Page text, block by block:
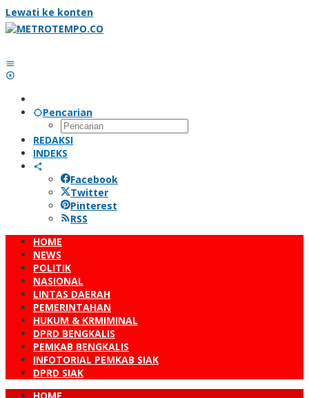
Lewati ke konten
Pencarian
REDAKSI
INDEKS
Facebook
Twitter
Pinterest
RSS
HOME
NEWS
POLITIK
NASIONAL
LINTAS DAERAH
PEMERINTAHAN
HUKUM & KRMIMINAL
DPRD BENGKALIS
PEMKAB BENGKALIS
INFOTORIAL PEMKAB SIAK
DPRD SIAK